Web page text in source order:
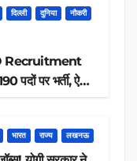
दिल्ली दुनिया नौकरी
Recruitment
पदों पर भर्ती, ऐसे
भारत राज्य लखनऊ